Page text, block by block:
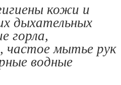
кожи и
дыхательных
горла,
частое мытье рук
водные